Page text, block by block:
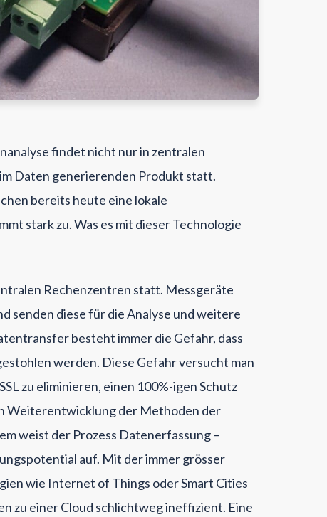
findet nicht nur in zentralen
Daten generierenden Produkt statt.
bereits heute eine lokale
stark zu. Was es mit dieser Technologie
Rechenzentren statt. Messgeräte
senden diese für die Analyse und weitere
besteht immer die Gefahr, dass
werden. Diese Gefahr versucht man
zu eliminieren, einen 100%-igen Schutz
Weiterentwicklung der Methoden der
weist der Prozess Datenerfassung –
auf. Mit der immer grösser
wie Internet of Things oder Smart Cities
zu einer Cloud schlichtweg ineffizient. Eine